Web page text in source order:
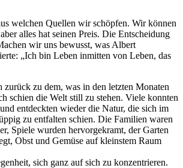
welchen Quellen wir schöpfen. Wir können
alles hat seinen Preis. Die Entscheidung
wir uns bewusst, was Albert
„Ich bin Leben inmitten von Leben, das
zu dem, was in den letzten Monaten
schien die Welt still zu stehen. Viele konnten
entdeckten wieder die Natur, die sich im
zu entfalten schien. Die Familien waren
Spiele wurden hervorgekramt, der Garten
Obst und Gemüse auf kleinstem Raum
sich ganz auf sich zu konzentrieren.